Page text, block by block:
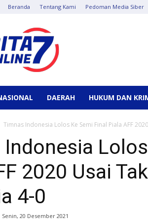
Beranda Tentang Kami Pedoman Media Siber
DAERAH HUKUM DAN
Timnas Indonesia Lolos Ke Semi Final Piala AFF
Lolos
2020 Usai
4-0
Senin, 20 Desember 2021